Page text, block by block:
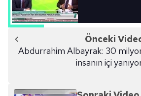
Önceki
Abdurrahim Albayrak: 30
insanın içi